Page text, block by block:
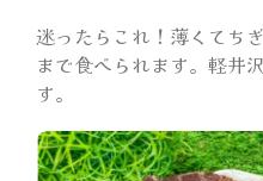
迷ったらこれ！薄くてち
まで食べられます。軽井
す。